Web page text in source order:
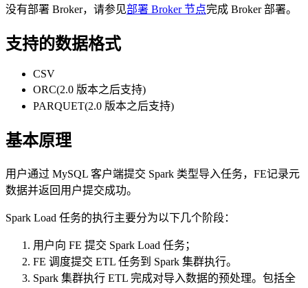
没有部署 Broker，请参见部署 Broker 节点完成 Broker 部署。
支持的数据格式
CSV
ORC(2.0 版本之后支持)
PARQUET(2.0 版本之后支持)
基本原理
用户通过 MySQL 客户端提交 Spark 类型导入任务，FE记录元
数据并返回用户提交成功。
Spark Load 任务的执行主要分为以下几个阶段：
用户向 FE 提交 Spark Load 任务；
FE 调度提交 ETL 任务到 Spark 集群执行。
Spark 集群执行 ETL 完成对导入数据的预处理。包括全